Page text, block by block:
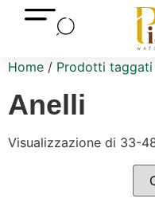
Home / Prodotti taggati
Anelli
Visualizzazione di 33-